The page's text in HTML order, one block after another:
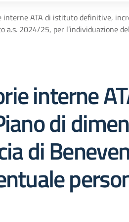
interne ATA di istituto definitive,
a.s. 2024/25, per l’individuazione
interne
di
di